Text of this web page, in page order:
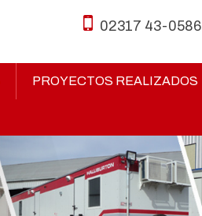
02317 43-0586
PROYECTOS REALIZADOS